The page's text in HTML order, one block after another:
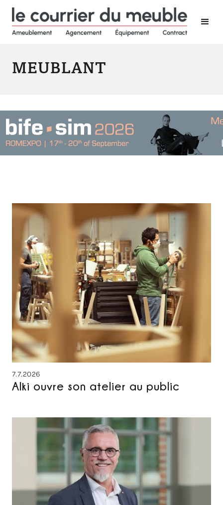
MEUBLANT
7.7.2026
Alki ouvre son atelier au public